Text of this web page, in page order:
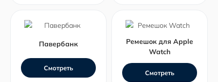
Павербанк
Смотреть
Ремешок для Apple
Watch
Смотреть